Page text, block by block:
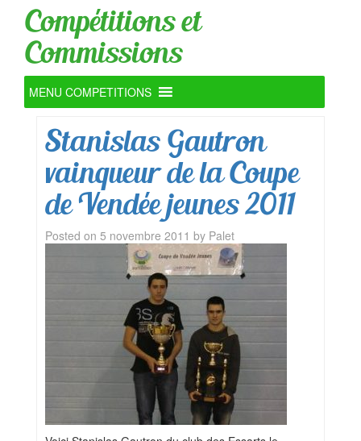
Compétitions et
Commissions
MENU COMPETITIONS
Stanislas Gautron
vainqueur de la Coupe
de Vendée jeunes 2011
Posted on 5 novembre 2011 by Palet